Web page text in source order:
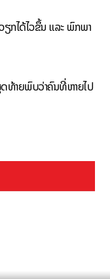
ກໄດ້ໄວຂຶ້ນ ແລະ ພົກພາ
ທ້າຍພົບວ່າຄົນທີ່ຫາຍໄປ